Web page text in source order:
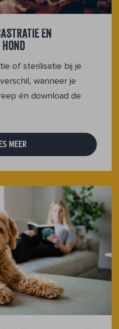
en
of sterilisatie bij je
wanneer je
én download de
MEER